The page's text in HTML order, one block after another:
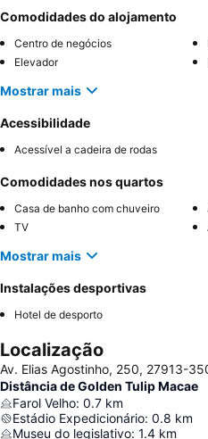
Comodidades do alojamento
Centro de negócios
Elevador
Mostrar mais
Acessibilidade
Acessível a cadeira de rodas
Comodidades nos quartos
Casa de banho com chuveiro
TV
Mostrar mais
Instalações desportivas
Hotel de desporto
Localização
Av. Elias Agostinho, 250, 27913-
Distância de Golden Tulip Macae
Farol Velho: 0.7 km
Estádio Expedicionário: 0.8 km
Museu do legislativo: 1.4 km